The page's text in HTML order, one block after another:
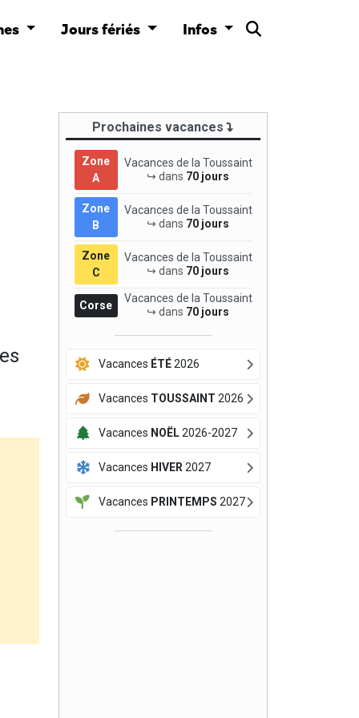
Jours fériés Infos
Prochaines vacances
Zone
A
Vacances de la Toussaint
↪ dans 70 jours
Zone
B
Vacances de la Toussaint
↪ dans 70 jours
Zone
C
Vacances de la Toussaint
↪ dans 70 jours
Corse
Vacances de la Toussaint
↪ dans 70 jours
Vacances ÉTÉ2026
Vacances TOUSSAINT 2026
Vacances NOËL2026-2027
Vacances HIVER 2027
Vacances PRINTEMPS 2027